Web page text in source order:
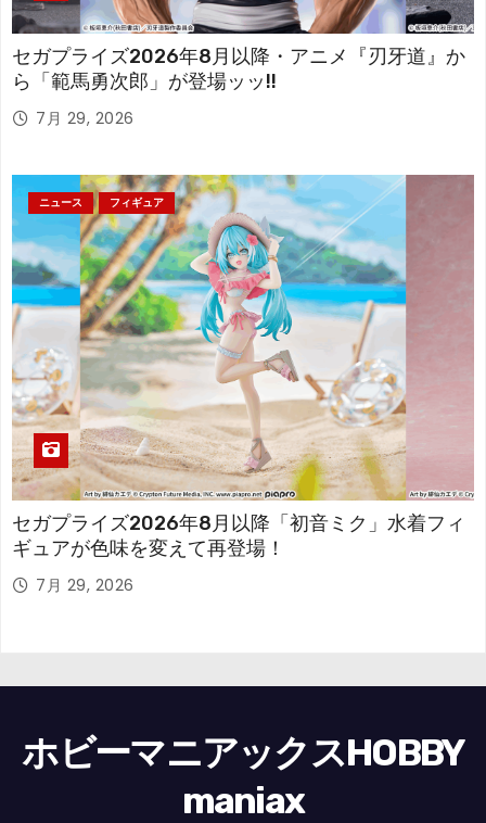
セガプライズ2026年8月以降・アニメ『刃牙道』か
ら「範馬勇次郎」が登場ッッ!!
7月 29, 2026
ニュース フィギュア
セガプライズ2026年8月以降「初音ミク」水着フィ
ギュアが色味を変えて再登場！
7月 29, 2026
ホビーマニアックスHOBBY
maniax